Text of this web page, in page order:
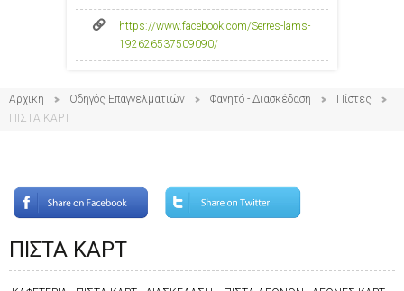
https://www.facebook.com/Serres-lams-
192626537509090/
Αρχική Οδηγός Επαγγελματιών Φαγητό - Διασκέδαση
Πίστες
ΠΙΣΤΑ ΚΑΡΤ
ΠΙΣΤΑ ΚΑΡΤ